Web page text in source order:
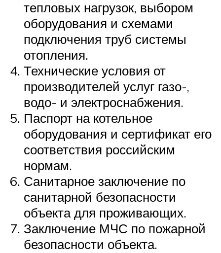
тепловых нагрузок, выбором
оборудования и схемами
подключения труб системы
отопления.
Технические условия от
производителей услуг газо-,
водо- и электроснабжения.
Паспорт на котельное
оборудования и сертификат его
соответствия российским
нормам.
Санитарное заключение по
санитарной безопасности
объекта для проживающих.
Заключение МЧС по пожарной
безопасности объекта.